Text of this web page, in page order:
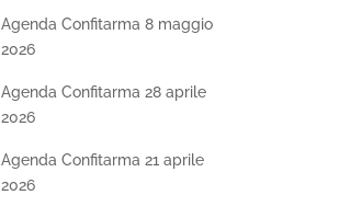
Agenda Confitarma 8 maggio
2026
Agenda Confitarma 28 aprile
2026
Agenda Confitarma 21 aprile
2026